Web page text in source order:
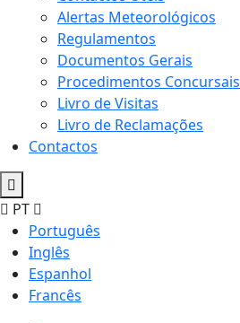
Alertas Meteorológicos
Regulamentos
Documentos Gerais
Procedimentos Concursais
Livro de Visitas
Livro de Reclamações
Contactos
PT
Português
Inglês
Espanhol
Francês